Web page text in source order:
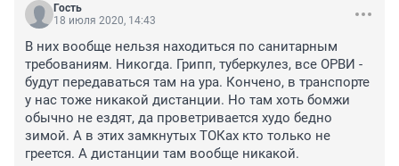
Гость
18 июля 2020, 14:43
В них вообще нельзя находиться по санитарным
требованиям. Никогда. Грипп, туберкулез, все ОРВИ -
будут передаваться там на ура. Кончено, в транспорте
у нас тоже никакой дистанции. Но там хоть бомжи
обычно не ездят, да проветривается худо бедно
зимой. А в этих замкнутых ТОКах кто только не
греется. А дистанции там вообще никакой.